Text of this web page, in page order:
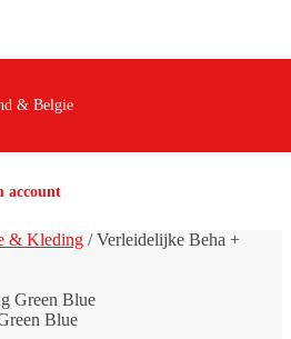
& Belgie
account
& Kleding /Verleidelijke Beha +
Blue